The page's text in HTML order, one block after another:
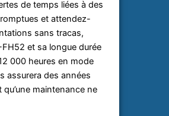
de temps liées à des
et attendez-
sans tracas,
FH52 et sa longue durée
000 heures en mode
assurera des années
maintenance ne